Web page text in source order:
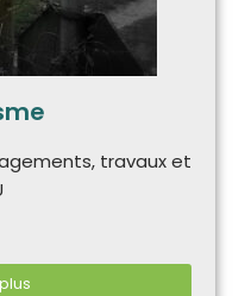
travaux et